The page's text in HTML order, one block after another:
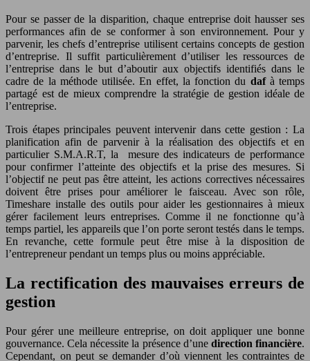
Pour se passer de la disparition, chaque entreprise doit hausser ses
performances afin de se conformer à son environnement. Pour y
parvenir, les chefs d’entreprise utilisent certains concepts de gestion
d’entreprise. Il suffit particulièrement d’utiliser les ressources de
l’entreprise dans le but d’aboutir aux objectifs identifiés dans le
cadre de la méthode utilisée. En effet, la fonction du dafà temps
partagé est de mieux comprendre la stratégie de gestion idéale de
l’entreprise.
Trois étapes principales peuvent intervenir dans cette gestion : La
planification afin de parvenir à la réalisation des objectifs et en
particulier S.M.A.R.T, la mesure des indicateurs de performance
pour confirmer l’atteinte des objectifs et la prise des mesures. Si
l’objectif ne peut pas être atteint, les actions correctives nécessaires
doivent être prises pour améliorer le faisceau. Avec son rôle,
Timeshare installe des outils pour aider les gestionnaires à mieux
gérer facilement leurs entreprises. Comme il ne fonctionne qu’à
temps partiel, les appareils que l’on porte seront testés dans le temps.
En revanche, cette formule peut être mise à la disposition de
l’entrepreneur pendant un temps plus ou moins appréciable.
La rectification des mauvaises erreurs de
gestion
Pour gérer une meilleure entreprise, on doit appliquer une bonne
gouvernance. Cela nécessite la présence d’une direction financière.
Cependant, on peut se demander d’où viennent les contraintes de